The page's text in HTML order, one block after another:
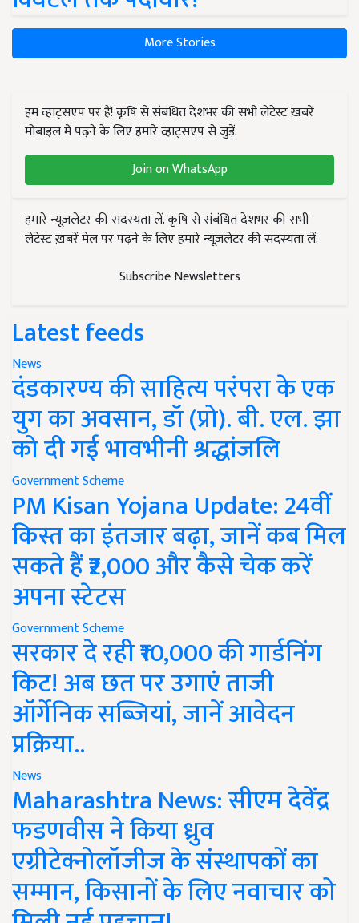
More Stories
हम व्हाट्सएप पर हैं! कृषि से संबंधित देशभर की सभी लेटेस्ट ख़बरें
मोबाइल में पढ़ने के लिए हमारे व्हाट्सएप से जुड़ें.
Join on WhatsApp
हमारे न्यूज़लेटर की सदस्यता लें. कृषि से संबंधित देशभर की सभी
लेटेस्ट ख़बरें मेल पर पढ़ने के लिए हमारे न्यूज़लेटर की सदस्यता लें.
Subscribe Newsletters
Latest feeds
News
दंडकारण्य की साहित्य परंपरा के एक
युग का अवसान, डॉ (प्रो). बी. एल. झा
को दी गई भावभीनी श्रद्धांजलि
Government Scheme
PM Kisan Yojana Update: 24वीं
किस्त का इंतजार बढ़ा, जानें कब मिल
सकते हैं ₹2,000 और कैसे चेक करें
अपना स्टेटस
Government Scheme
सरकार दे रही ₹10,000 की गार्डनिंग
किट! अब छत पर उगाएं ताजी
ऑर्गेनिक सब्जियां, जानें आवेदन
प्रक्रिया..
News
Maharashtra News: सीएम देवेंद्र
फडणवीस ने किया ध्रुव
एग्रीटेक्नोलॉजीज के संस्थापकों का
सम्मान, किसानों के लिए नवाचार को